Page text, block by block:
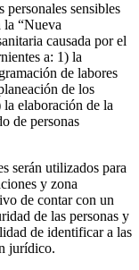
sensibles
la “Nueva
causada por el
a: 1) la
de labores
de los
elaboración de la
de personas
serán utilizados para
y zona
de contar con un
de las personas y
de identificar a las
jurídico.